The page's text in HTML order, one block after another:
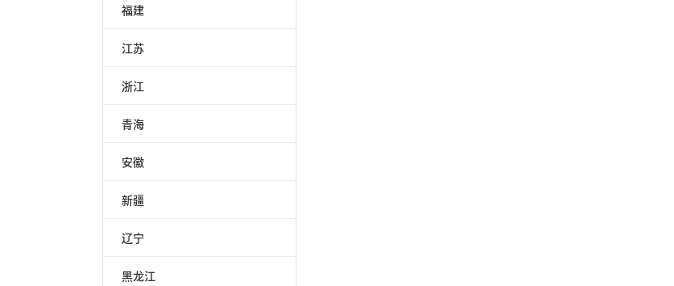
福建
江苏
浙江
青海
安徽
新疆
辽宁
黑龙江